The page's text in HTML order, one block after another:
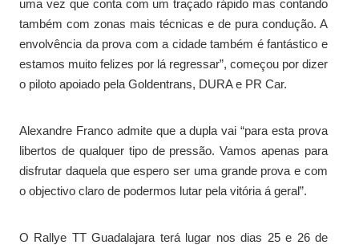
uma vez que conta com um traçado rápido mas contando
também com zonas mais técnicas e de pura condução. A
envolvência da prova com a cidade também é fantástico e
estamos muito felizes por lá regressar”, começou por dizer
o piloto apoiado pela Goldentrans, DURA e PR Car.
Alexandre Franco admite que a dupla vai “para esta prova
libertos de qualquer tipo de pressão. Vamos apenas para
disfrutar daquela que espero ser uma grande prova e com
o objectivo claro de podermos lutar pela vitória á geral”.
O Rallye TT Guadalajara terá lugar nos dias 25 e 26 de